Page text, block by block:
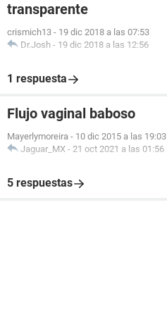
transparente
crismich13 - 19 dic 2018 a las 07:53
Dr.Josh - 19 dic 2018 a las 12:56
1 respuesta
Flujo vaginal baboso
Mayerlymoreira - 10 dic 2015 a las 19:03
Jaguar_MX - 21 oct 2021 a las 01:56
5 respuestas